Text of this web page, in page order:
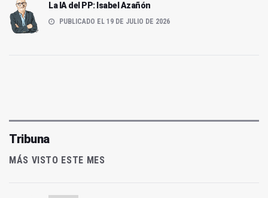
La IA del PP: Isabel Azañón
PUBLICADO EL 19 DE JULIO DE 2026
Tribuna
MÁS VISTO ESTE MES